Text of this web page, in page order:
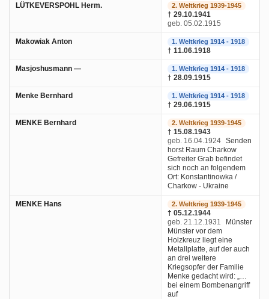
LÜTKEVERSPOHL Herm. 2. Weltkrieg 1939-1945
† 29.10.1941
geb. 05.02.1915
Makowiak Anton 1. Weltkrieg 1914 - 1918
† 11.06.1918
Masjoshusmann — 1. Weltkrieg 1914 - 1918
† 28.09.1915
Menke Bernhard 1. Weltkrieg 1914 - 1918
† 29.06.1915
MENKE Bernhard 2. Weltkrieg 1939-1945
† 15.08.1943
geb. 16.04.1924 Senden
horst Raum Charkow
Gefreiter Grab befindet
sich noch an folgendem
Ort: Konstantinowka /
Charkow - Ukraine
MENKE Hans 2. Weltkrieg 1939-1945
† 05.12.1944
geb. 21.12.1931
Münster
Münster vor dem
Holzkreuz liegt eine
Metallplatte, auf der auch
an drei weitere
Kriegsopfer der Familie
Menke gedacht wird: „…
bei einem Bombenangriff
auf